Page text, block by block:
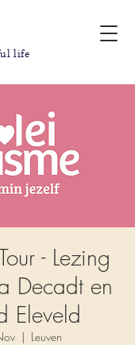
life
- Lezing
Decadt en
Eleveld
  |
Leuven